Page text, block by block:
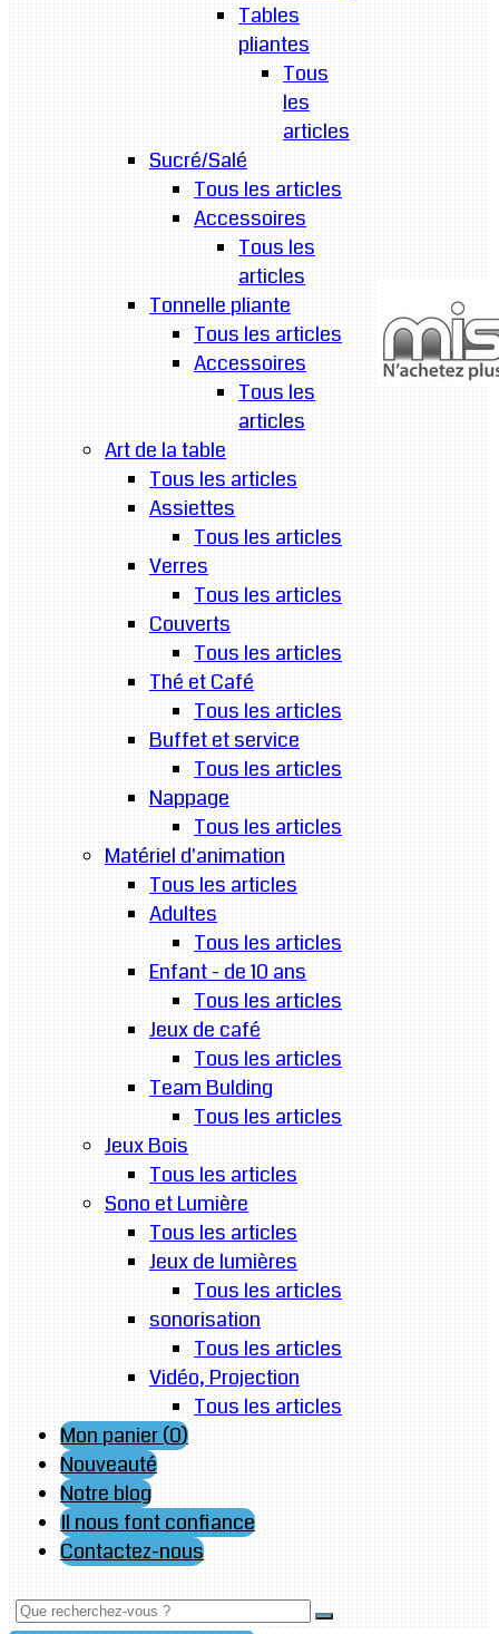
Tables
pliantes
Tous
les
articles
Sucré/Salé
Tous les articles
Accessoires
Tous les
articles
Tonnelle pliante
Tous les articles
Accessoires
Tous les
articles
Art de la table
Tous les articles
Assiettes
Tous les articles
Verres
Tous les articles
Couverts
Tous les articles
Thé et Café
Tous les articles
Buffet et service
Tous les articles
Nappage
Tous les articles
Matériel d'animation
Tous les articles
Adultes
Tous les articles
Enfant - de 10 ans
Tous les articles
Jeux de café
Tous les articles
Team Bulding
Tous les articles
Jeux Bois
Tous les articles
Sono et Lumière
Tous les articles
Jeux de lumières
Tous les articles
sonorisation
Tous les articles
Vidéo, Projection
Tous les articles
Mon panier (0)
Nouveauté
Notre blog
Il nous font confiance
Contactez-nous